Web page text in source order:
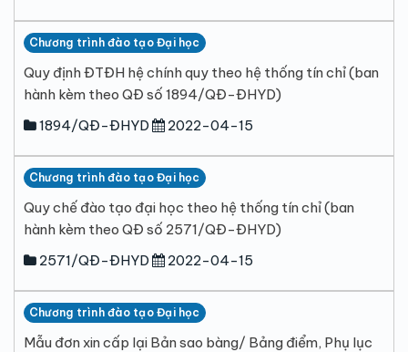
Chương trình đào tạo Đại học
Quy định ĐTĐH hệ chính quy theo hệ thống tín chỉ (ban
hành kèm theo QĐ số 1894/QĐ-ĐHYD)
1894/QĐ-ĐHYD
2022-04-15
Chương trình đào tạo Đại học
Quy chế đào tạo đại học theo hệ thống tín chỉ (ban
hành kèm theo QĐ số 2571/QĐ-ĐHYD)
2571/QĐ-ĐHYD
2022-04-15
Chương trình đào tạo Đại học
Mẫu đơn xin cấp lại Bản sao bàng/ Bảng điểm, Phụ lục